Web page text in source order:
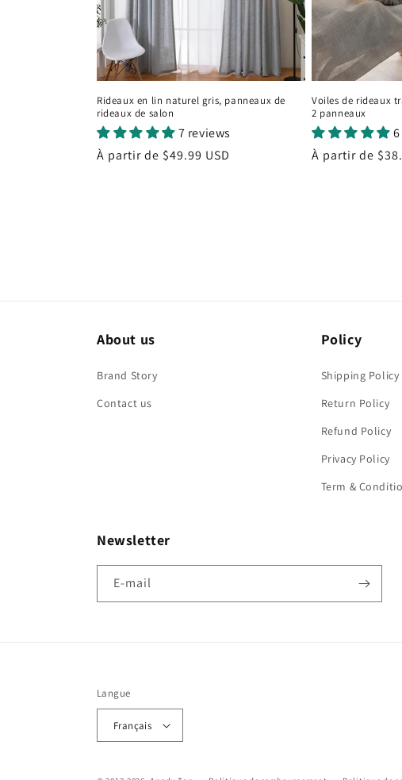
Rideaux en lin naturel gris, panneaux de
rideaux de salon
7 reviews
Prix
À partir de $49.99 USD
Voiles de rideaux
2 panneaux
Prix
À partir de
About us
Brand Story
Contact us
Policy
Shipping Policy
Return Policy
Refund Policy
Privacy Policy
Term &
Newsletter
E-mail
Langue
Français